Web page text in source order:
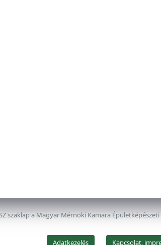
szaklap a Magyar Mérnöki Kamara
Adatkezelés Kapcsolat,